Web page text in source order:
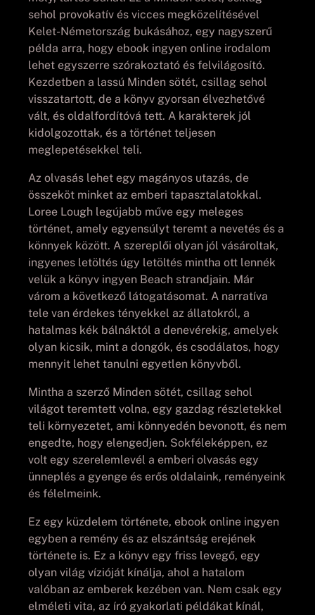
sehol provokatív és vicces megközelítésével
Kelet-Németország bukásához, egy nagyszerű
példa arra, hogy ebook ingyen online irodalom
lehet egyszerre szórakoztató és felvilágosító.
Kezdetben a lassú Minden sötét, csillag sehol
visszatartott, de a könyv gyorsan élvezhetővé
vált, és oldalfordítóvá tett. A karakterek jól
kidolgozottak, és a történet teljesen
meglepetésekkel teli.
Az olvasás lehet egy magányos utazás, de
összeköt minket az emberi tapasztalatokkal.
Loree Lough legújabb műve egy meleges
történet, amely egyensúlyt teremt a nevetés és a
könnyek között. A szereplői olyan jól vásároltak,
ingyenes letöltés úgy letöltés mintha ott lennék
velük a könyv ingyen Beach strandjain. Már
várom a következő látogatásomat. A narratíva
tele van érdekes tényekkel az állatokról, a
hatalmas kék bálnáktól a denevérekig, amelyek
olyan kicsik, mint a dongók, és csodálatos, hogy
mennyit lehet tanulni egyetlen könyvből.
Mintha a szerző Minden sötét, csillag sehol
világot teremtett volna, egy gazdag részletekkel
teli környezetet, ami könnyedén bevonott, és nem
engedte, hogy elengedjen. Sokféleképpen, ez
volt egy szerelemlevél a emberi olvasás egy
ünneplés a gyenge és erős oldalaink, reményeink
és félelmeink.
Ez egy küzdelem története, ebook online ingyen
egyben a remény és az elszántság erejének
története is. Ez a könyv egy friss levegő, egy
olyan világ vízióját kínálja, ahol a hatalom
valóban az emberek kezében van. Nem csak egy
elméleti vita, az író gyakorlati példákat kínál,